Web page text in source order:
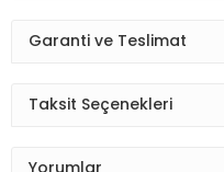
Garanti ve Teslimat
Taksit Seçenekleri